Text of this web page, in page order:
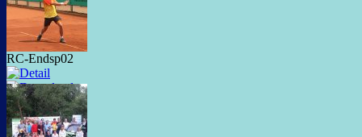
RC-Endsp02